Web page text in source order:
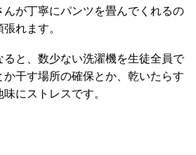
んが丁寧にパンツを畳んでくれるの
れます。
ると、数少ない洗濯機を生徒全員で
干す場所の確保とか、乾いたらす
にストレスです。